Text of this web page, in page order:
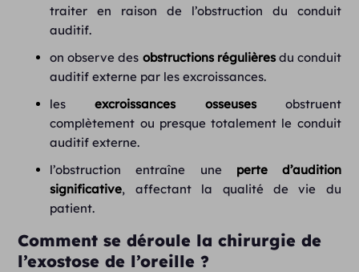
traiter en raison de l’obstruction du conduit
auditif.
on observe des obstructions régulièresdu conduit
auditif externe par les excroissances.
lesexcroissances osseusesobstruent
complètement ou presque totalement le conduit
auditif externe.
l’obstruction entraîne une perte d’audition
significative, affectant la qualité de vie du
patient.
Comment se déroule la chirurgie de
l’exostose de l’oreille ?